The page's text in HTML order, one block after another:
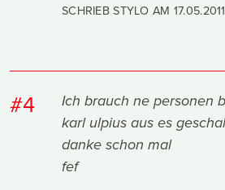
SCHRIEB STYLO AM 17.05.2011
#4
Ich brauch ne personen
karl ulpius aus es
danke schon mal
fef